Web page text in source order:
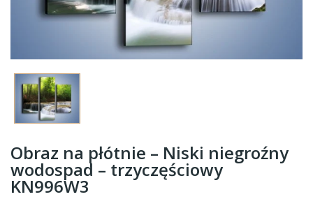
Obraz na płótnie – Niski niegroźny
wodospad – trzyczęściowy
KN996W3